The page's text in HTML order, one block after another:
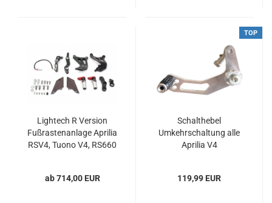
Lightech R Version
Fußrastenanlage Aprilia
RSV4, Tuono V4, RS660
ab 714,00 EUR
TOP
Schalthebel
Umkehrschaltung alle
Aprilia V4
119,99 EUR